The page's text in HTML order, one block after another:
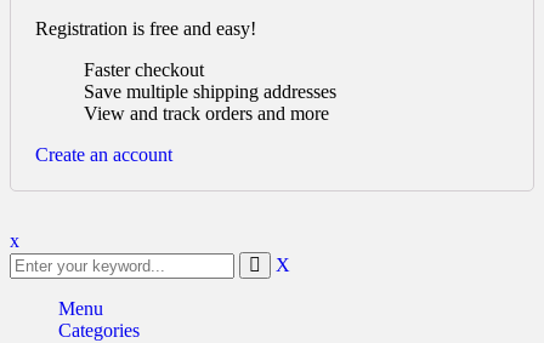
Registration is free and easy!
Faster checkout
Save multiple shipping addresses
View and track orders and more
Create an account
x
X
Menu
Categories